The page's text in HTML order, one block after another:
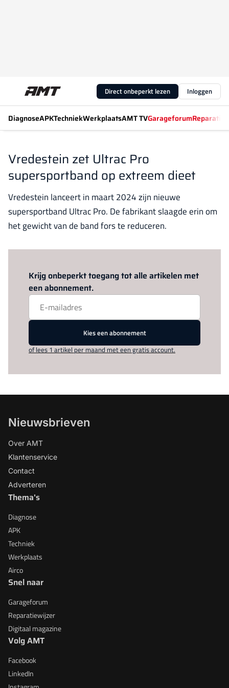
Direct onbeperkt lezen Inloggen
DiagnoseAPKTechniekWerkplaatsAMT TVGarageforum
Vredestein zet Ultrac Pro
supersportband op extreem dieet
Vredestein lanceert in maart 2024 zijn nieuwe
supersportband Ultrac Pro. De fabrikant slaagde erin om
het gewicht van de band fors te reduceren.
Krijg onbeperkt toegang tot alle artikelen met
een abonnement.
Kies een abonnement
of lees 1 artikel per maand met een gratis account.
Nieuwsbrieven
Over AMT
Klantenservice
Contact
Adverteren
Thema's
Diagnose
APK
Techniek
Werkplaats
Airco
Snel naar
Garageforum
Reparatiewijzer
Digitaal magazine
Volg AMT
Facebook
LinkedIn